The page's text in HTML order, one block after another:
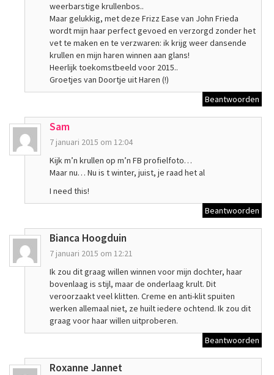
weerbarstige krullenbos..
Maar gelukkig, met deze Frizz Ease van John Frieda
wordt mijn haar perfect gevoed en verzorgd zonder het
vet te maken en te verzwaren: ik krijg weer dansende
krullen en mijn haren winnen aan glans!
Heerlijk toekomstbeeld voor 2015..
Groetjes van Doortje uit Haren (!)
Beantwoorden
Sam
7 januari 2015 om 12:04
Kijk m’n krullen op m’n FB profielfoto…
Maar nu… Nu is t winter, juist, je raad het al
I need this!
Beantwoorden
Bianca Hoogduin
7 januari 2015 om 12:21
Ik zou dit graag willen winnen voor mijn dochter, haar
bovenlaag is stijl, maar de onderlaag krult. Dit
veroorzaakt veel klitten. Creme en anti-klit spuiten
werken allemaal niet, ze huilt iedere ochtend. Ik zou dit
graag voor haar willen uitproberen.
Beantwoorden
Roxanne Jannet